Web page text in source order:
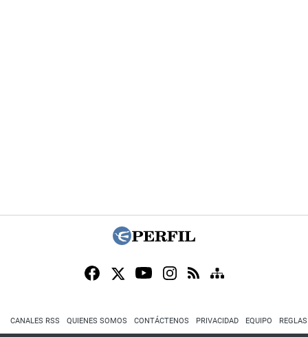
CANALES RSS QUIENES SOMOS CONTÁCTENOS PRIVACIDAD EQUIPO